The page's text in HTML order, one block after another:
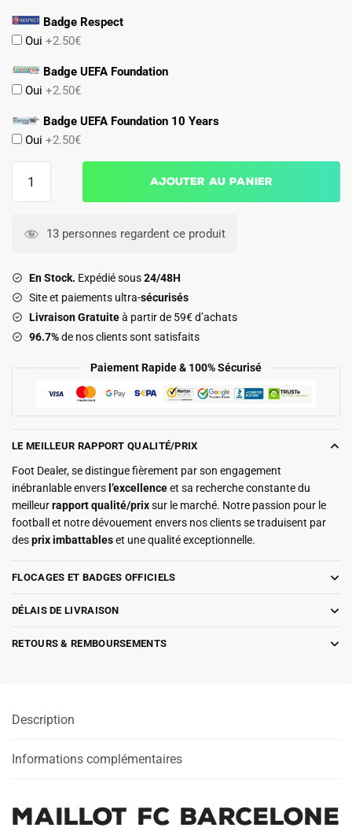
Badge Respect
Oui +2.50€
Badge UEFA Foundation
Oui +2.50€
Badge UEFA Foundation 10 Years
Oui +2.50€
Barca
Fourth
Enfant
Ajouter au panier
13 personnes regardent ce produit
En Stock. Expédié sous24/48H
Site et paiements ultra-sécurisés
Livraison Gratuiteà partir de 59€ d’achats
96.7%de nos clients sont satisfaits
Paiement Rapide & 100% Sécurisé
LE MEILLEUR RAPPORT QUALITÉ/PRIX
Foot Dealer, se distingue fièrement par son engagement
inébranlable envers l’excellenceet sa recherche constante du
meilleurrapport qualité/prixsur le marché. Notre passion pour le
football et notre dévouement envers nos clients se traduisent par
desprix imbattableset une qualité exceptionnelle.
FLOCAGES ET BADGES OFFICIELS
DÉLAIS DE LIVRAISON
RETOURS & REMBOURSEMENTS
Description
Informations complémentaires
Maillot FC Barcelone